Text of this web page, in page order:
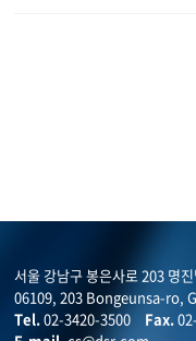
서울 강남구 봉은사로 203 명
06109, 203 Bongeunsa-ro,
Tel.02-3420-3500 Fax.